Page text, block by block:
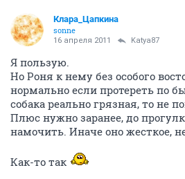
Клара_Цапкина
sonne
16 апреля 2011 Katya87
Я пользую.
Но Роня к нему без особого
нормально если протереть по
собака реально грязная, то не
Плюс нужно заранее, до
намочить. Иначе оно жесткое,
Как-то так